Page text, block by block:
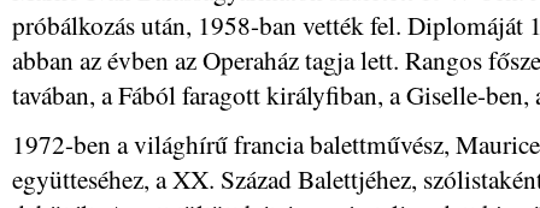
próbálkozás után, 1958-ban vették fel. Diplomáját
abban az évben az Operaház tagja lett. Rangos
tavában, a Fából faragott királyfiban, a Giselle-ben,
1972-ben a világhírű francia balettművész,
együtteséhez, a XX. Század Balettjéhez,